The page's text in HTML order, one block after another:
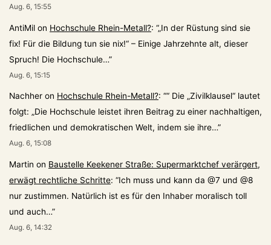
Aug. 6, 15:55
AntiMil on Hochschule Rhein-Metall?: “„In der Rüstung sind sie
fix! Für die Bildung tun sie nix!“ – Einige Jahrzehnte alt, dieser
Spruch! Die Hochschule…”
Aug. 6, 15:15
Nachher on Hochschule Rhein-Metall?: ““ Die „Zivilklausel“ lautet
folgt: „Die Hochschule leistet ihren Beitrag zu einer nachhaltigen,
friedlichen und demokratischen Welt, indem sie ihre…”
Aug. 6, 15:08
Martin on Baustelle Keekener Straße: Supermarktchef verärgert,
erwägt rechtliche Schritte: “Ich muss und kann da @7 und @8
nur zustimmen. Natürlich ist es für den Inhaber moralisch toll
und auch…”
Aug. 6, 14:32